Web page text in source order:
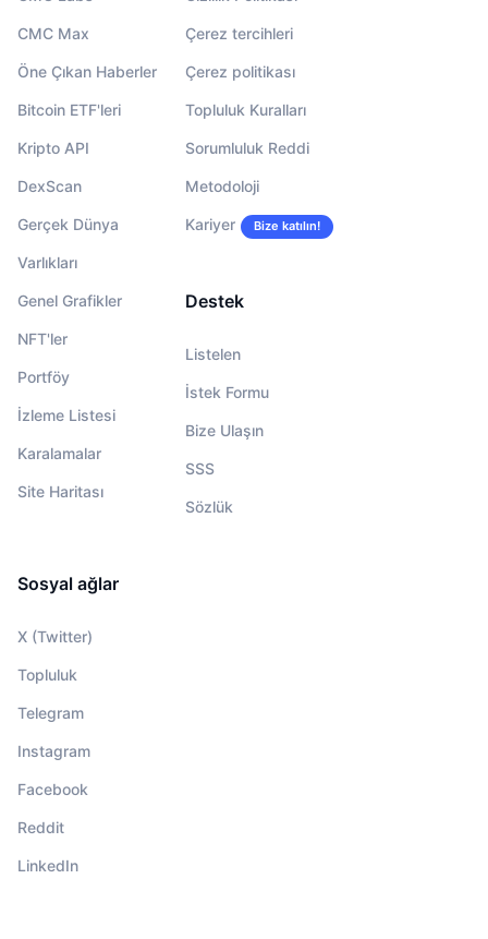
CMC Max
Öne Çıkan Haberler
Bitcoin ETF'leri
Kripto API
DexScan
Gerçek Dünya
Varlıkları
Genel Grafikler
NFT'ler
Portföy
İzleme Listesi
Karalamalar
Site Haritası
Çerez tercihleri
Çerez politikası
Topluluk Kuralları
Sorumluluk Reddi
Metodoloji
Kariyer Bize katılın!
Destek
Listelen
İstek Formu
Bize Ulaşın
SSS
Sözlük
Sosyal ağlar
X (Twitter)
Topluluk
Telegram
Instagram
Facebook
Reddit
LinkedIn